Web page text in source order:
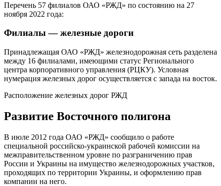
Перечень 57 филиалов ОАО «РЖД» по состоянию на 27
ноября 2022 года:
Филиалы — железные дороги
Принадлежащая ОАО «РЖД» железнодорожная сеть разделена
между 16 филиалами, имеющими статус Регионального
центра корпоративного управления (РЦКУ). Условная
нумерация железных дорог осуществляется с запада на восток.
Расположение железных дорог РЖД
Развитие Восточного полигона
В июле 2012 года ОАО «РЖД» сообщило о работе
специальной российско-украинской рабочей комиссии на
межправительственном уровне по разграничению прав
России и Украины на имущество железнодорожных участков,
проходящих по территории Украины, и оформлению прав
компании на него.